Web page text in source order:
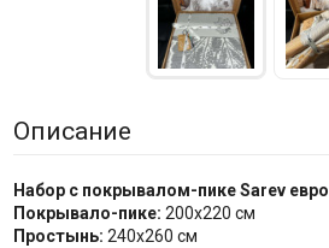
Описание
Набор с покрывалом-пике Sarev евро
Покрывало-пике: 200х220 см
Простынь: 240х260 см